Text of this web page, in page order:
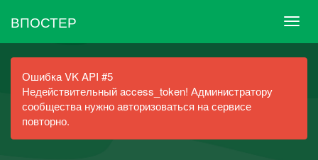
ВПОСТЕР
Ошибка VK API #5
Недействительный access_token! Администратору
сообщества нужно авторизоваться на сервисе
повторно.